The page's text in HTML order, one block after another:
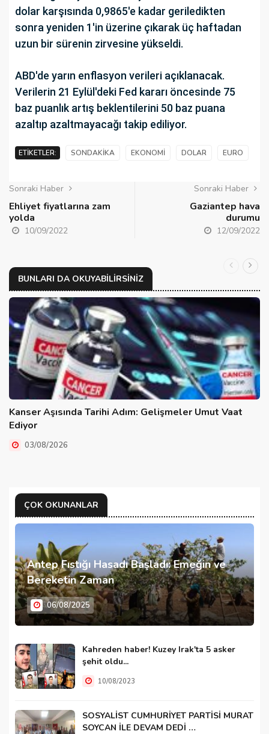
dolar karşısında 0,9865'e kadar geriledikten
sonra yeniden 1'in üzerine çıkarak üç haftadan
uzun bir sürenin zirvesine yükseldi.
ABD'de yarın enflasyon verileri açıklanacak.
Verilerin 21 Eylül'deki Fed kararı öncesinde 75
baz puanlık artış beklentilerini 50 baz puana
azaltıp azaltmayacağı takip ediliyor.
ETIKETLER: SONDAKIKA EKONOMI DOLAR EURO
Sonraki Haber
Ehliyet fiyatlarına zam
yolda
10/09/2022
Sonraki Haber
Gaziantep hava
durumu
12/09/2022
BUNLARI DA OKUYABILIRSINIZ
Kanser Aşısında Tarihi Adım: Gelişmeler Umut Vaat
Ediyor
03/08/2026
ÇOK OKUNANLAR
Antep Fıstığı Hasadı Başladı: Emeğin ve
Bereketin Zaman
06/08/2025
Kahreden haber! Kuzey Irak'ta 5 asker
şehit oldu...
10/08/2023
SOSYALİST CUMHURİYET PARTİSİ MURAT
SOYCAN İLE DEVAM DEDİ …